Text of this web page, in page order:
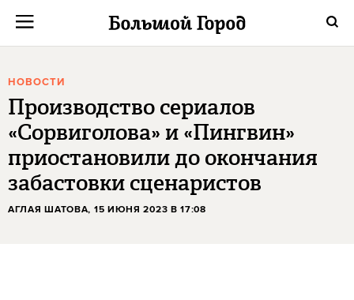
НОВОСТИ
Производство сериалов
«Сорвиголова» и «Пингвин»
приостановили до окончания
забастовки сценаристов
АГЛАЯ ШАТОВА, 15 ИЮНЯ 2023 В 17:08